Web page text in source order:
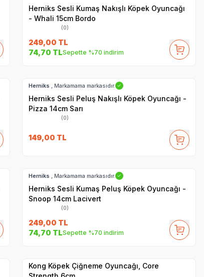
Herniks Sesli Kumaş Nakışlı Köpek Oyuncağı
- Whali 15cm Bordo
(0)
249,00 TL
74,70 TLSepette %70 indirim
Herniks , Markamama markasıdır. ✓
Herniks Sesli Peluş Nakışlı Köpek Oyuncağı -
Pizza 14cm Sarı
(0)
149,00 TL
Herniks , Markamama markasıdır. ✓
Herniks Sesli Kumaş Peluş Köpek Oyuncağı -
Snoop 14cm Lacivert
(0)
249,00 TL
74,70 TLSepette %70 indirim
Kong Köpek Çiğneme Oyuncağı, Core